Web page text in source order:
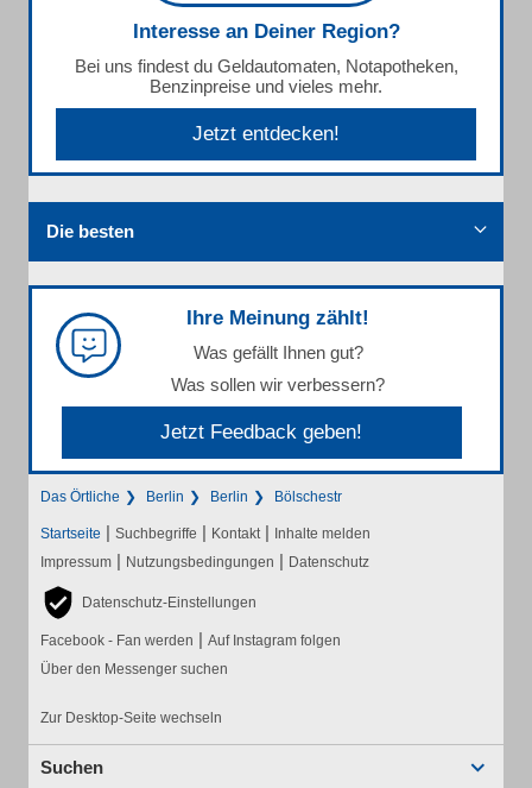
Interesse an Deiner Region?
Bei uns findest du Geldautomaten, Notapotheken,
Benzinpreise und vieles mehr.
Jetzt entdecken!
Die besten
Ihre Meinung zählt!
Was gefällt Ihnen gut?
Was sollen wir verbessern?
Jetzt Feedback geben!
Das Örtliche Berlin Berlin Bölschestr
Startseite | Suchbegriffe | Kontakt | Inhalte melden
Impressum | Nutzungsbedingungen | Datenschutz
Datenschutz-Einstellungen
Facebook - Fan werden | Auf Instagram folgen
Über den Messenger suchen
Zur Desktop-Seite wechseln
Suchen